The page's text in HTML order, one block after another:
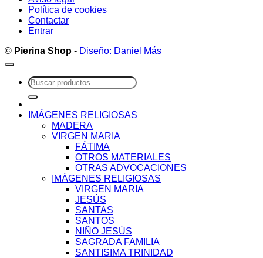
Política de cookies
Contactar
Entrar
© Pierina Shop - Diseño: Daniel Más
Buscar
por:
IMÁGENES RELIGIOSAS
MADERA
VIRGEN MARIA
FÁTIMA
OTROS MATERIALES
OTRAS ADVOCACIONES
IMÁGENES RELIGIOSAS
VIRGEN MARIA
JESÚS
SANTAS
SANTOS
NIÑO JESÚS
SAGRADA FAMILIA
SANTISIMA TRINIDAD